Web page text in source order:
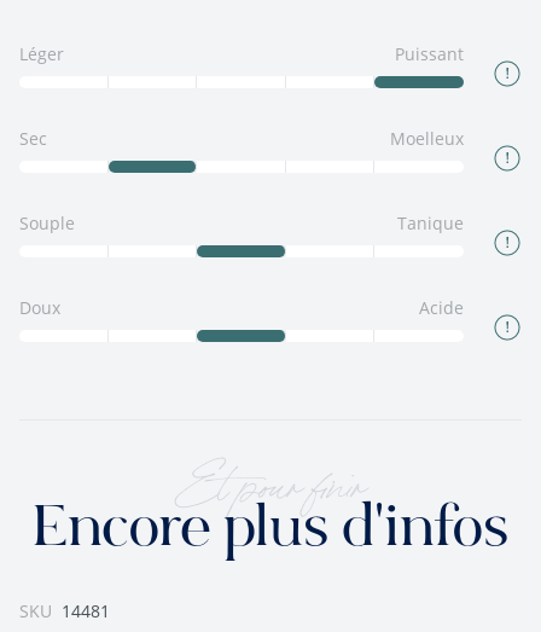
Léger Puissant
Sec Moelleux
Souple Tanique
Doux Acide
Et pour finir
Encore plus d'infos
SKU 14481